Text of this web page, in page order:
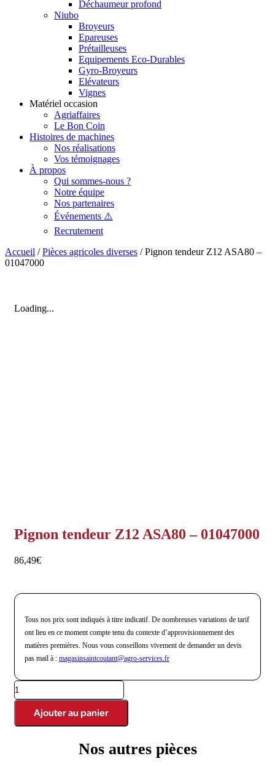
Déchaumeur profond
Niubo
Broyeurs
Epareuses
Prétailleuses
Equipements Eco-Durables
Gyro-Broyeurs
Elévateurs
Vignes
Matériel occasion
Agriaffaires
Le Bon Coin
Histoires de machines
Nos réalisations
Vos témoignages
À propos
Qui sommes-nous ?
Notre équipe
Nos partenaires
Événements ⚠️
Recrutement
Accueil /Pièces agricoles diverses / Pignon tendeur Z12 ASA80 –
01047000
Loading...
Pignon tendeur Z12 ASA80 – 01047000
86,49€
Tous nos prix sont indiqués à titre indicatif. De nombreuses variations de tarif
ont lieu en ce moment compte tenu du contexte d’approvisionnement des
matières premières. Nous vous conseillons vivement de demander un devis
pas mail à :magasinsaintcoutant@agro-services.fr
quantité
de
Pignon
tendeur
Z12
Ajouter au panier
Nos autres pièces